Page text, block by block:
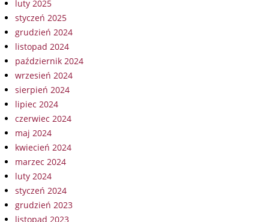
luty 2025
styczeń 2025
grudzień 2024
listopad 2024
październik 2024
wrzesień 2024
sierpień 2024
lipiec 2024
czerwiec 2024
maj 2024
kwiecień 2024
marzec 2024
luty 2024
styczeń 2024
grudzień 2023
listopad 2023